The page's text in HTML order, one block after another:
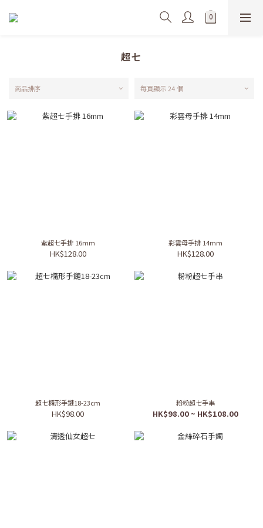
超七
商品排序 每頁顯示 24 個
紫超七手排 16mm
HK$128.00
彩雲母手排 14mm
HK$128.00
超七橢形手鏈18-23cm
HK$98.00
粉粉超七手串
HK$98.00 ~ HK$108.00